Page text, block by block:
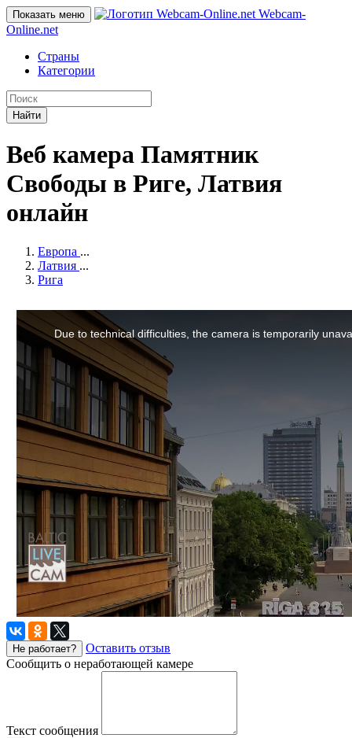
Показать меню
Webcam-
Online.net
Страны
Категории
Найти
Веб камера Памятник
Свободы в Риге, Латвия
онлайн
Европа ...
Латвия ...
Рига
Не работает?
Оставить отзыв
Сообщить о неработающей камере
Текст сообщения